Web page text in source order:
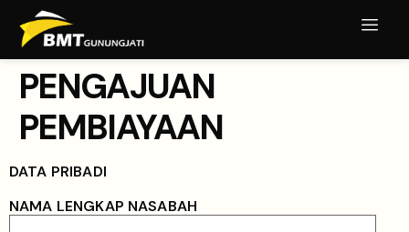
PENGAJUAN
PEMBIAYAAN
DATA PRIBADI
NAMA LENGKAP NASABAH